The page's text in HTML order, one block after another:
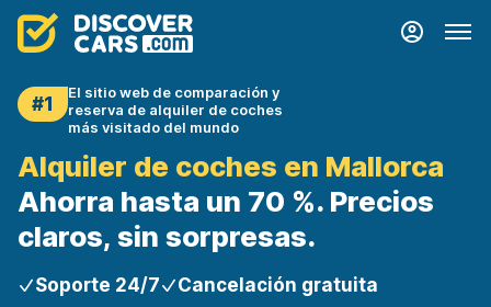
#1
El sitio web de comparación y
reserva de alquiler de coches
más visitado del mundo
Alquiler de coches en Mallorca
Ahorra hasta un 70 %. Precios
claros, sin sorpresas.
Soporte 24/7 Cancelación gratuita